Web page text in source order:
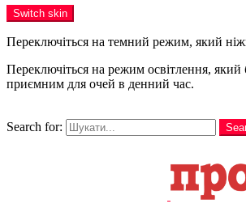
Switch skin
Переключіться на темний режим, який
Переключіться на режим освітлення, який
приємним для очей в денний час.
Search for: